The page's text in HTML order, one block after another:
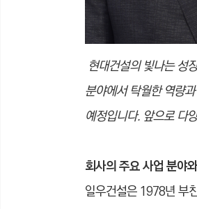
현대건설의 빛나는 성
분야에서 탁월한 역량
예정입니다. 앞으로 다
회사의 주요 사업 분야
일우건설은 1978년 부